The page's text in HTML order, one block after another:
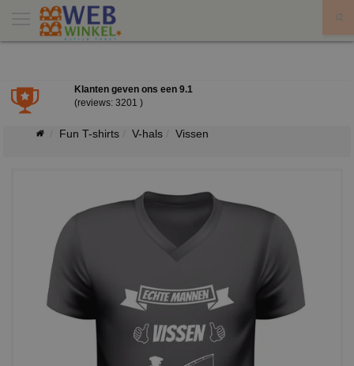
Klanten geven ons een 9.1
(reviews: 3201 )
Fun T-shirts V-hals Vissen